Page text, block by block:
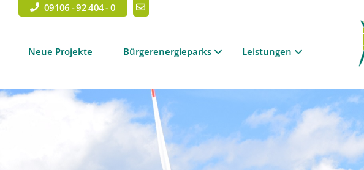
09106 - 92 404 - 0
Neue Projekte Bürgerenergieparks Leistungen